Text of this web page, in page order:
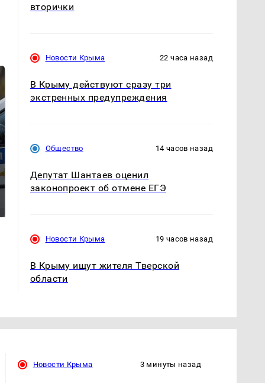
Где будет встреча
президентов США и
Такую зиму в России
никто не ждал: как
вторички
Новости Крыма 22 часа назад
В Крыму действуют сразу три
экстренных предупреждения
Общество 14 часов назад
Депутат Шантаев оценил
законопроект об отмене ЕГЭ
Новости Крыма 19 часов назад
В Крыму ищут жителя Тверской
области
Новости Крыма 3 минуты назад